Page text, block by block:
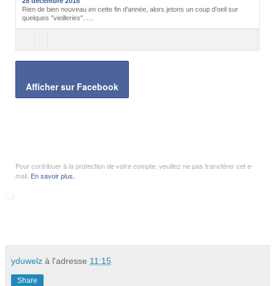
Rien de bien nouveau en cette fin d'année, alors jetons un coup d'oeil sur
quelques "vieilleries"......
Afficher sur Facebook
Pour contribuer à la protection de votre compte, veuillez ne pas transférer cet e-
mail. En savoir plus.
yduwelz à l'adresse 11:15
Share